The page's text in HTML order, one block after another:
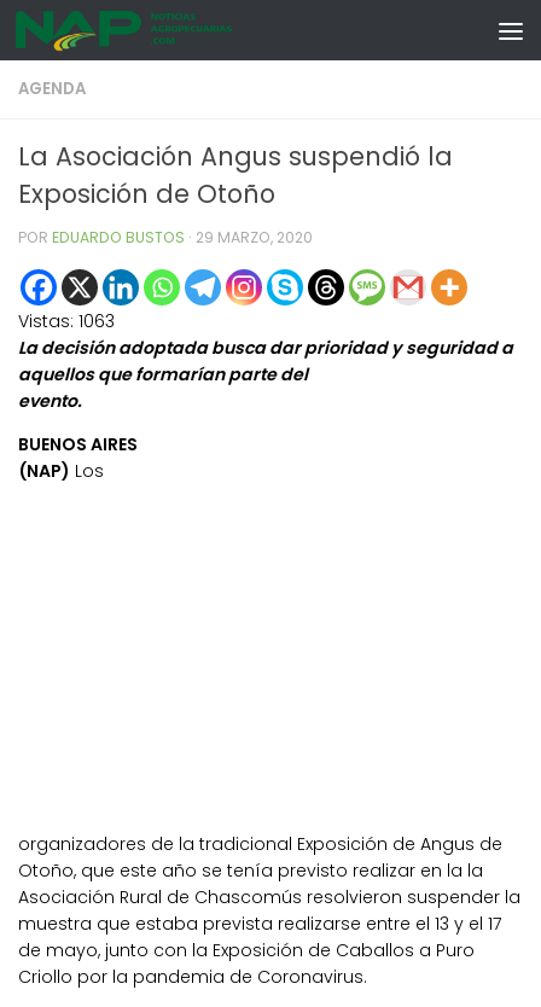
Skip to content
AGENDA
La Asociación Angus suspendió la
Exposición de Otoño
POR EDUARDO BUSTOS · 29 MARZO, 2020
Vistas: 1063
La decisión adoptada busca dar prioridad y seguridad a
aquellos que formarían parte del
evento.
BUENOS AIRES
(NAP) Los
organizadores de la tradicional Exposición de Angus de
Otoño, que este año se tenía previsto realizar en la la
Asociación Rural de Chascomús resolvieron suspender la
muestra que estaba prevista realizarse entre el 13 y el 17
de mayo, junto con la Exposición de Caballos a Puro
Criollo por la pandemia de Coronavirus.